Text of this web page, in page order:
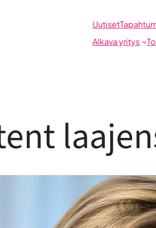
Uutiset
Alkava yritys